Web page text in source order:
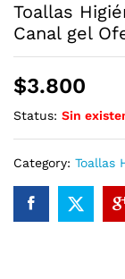
Toallas
Canal gel
$3.800
Status: Sin
Category: Toallas